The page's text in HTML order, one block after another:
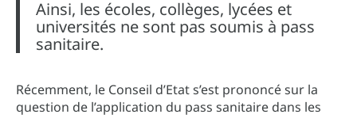
Ainsi, les écoles, collèges, lycées et
universités ne sont pas soumis à pass
sanitaire.
Récemment, le Conseil d’Etat s’est prononcé sur la
question de l’application du pass sanitaire dans les